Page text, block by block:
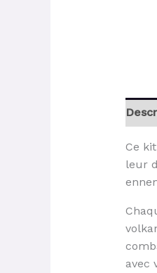
Ce
leur
avec